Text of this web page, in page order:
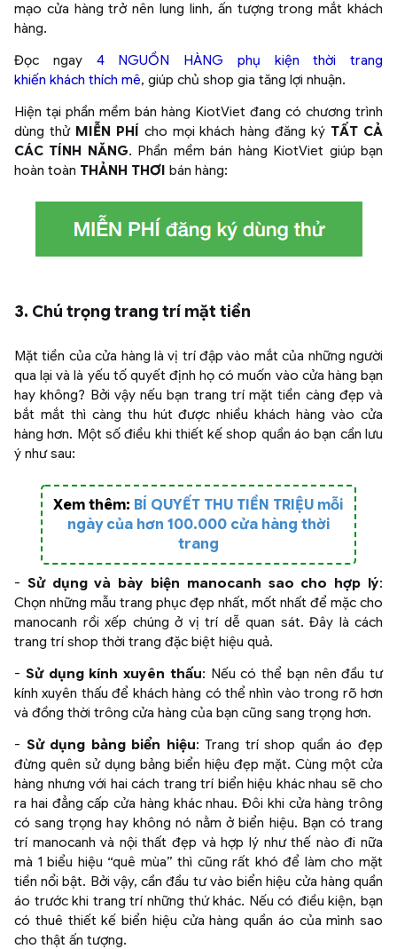
mạo cửa hàng trở nên lung linh, ấn tượng trong mắt khách
hàng.
Đọc ngay 4 NGUỒN HÀNG phụ kiện thời trang
khiến khách thích mê, giúp chủ shop gia tăng lợi nhuận.
Hiện tại phần mềm bán hàng KiotViet đang có chương trình
dùng thử MIỄN PHÍ cho mọi khách hàng đăng ký TẤT CẢ
CÁC TÍNH NĂNG. Phần mềm bán hàng KiotViet giúp bạn
hoàn toàn THẢNH THƠI bán hàng:
3. Chú trọng trang trí mặt tiền
Mặt tiền của cửa hàng là vị trí đập vào mắt của những người
qua lại và là yếu tố quyết định họ có muốn vào cửa hàng bạn
hay không? Bởi vậy nếu bạn trang trí mặt tiền càng đẹp và
bắt mắt thì càng thu hút được nhiều khách hàng vào cửa
hàng hơn. Một số điều khi thiết kế shop quần áo bạn cần lưu
ý như sau:
Xem thêm: BÍ QUYẾT THU TIỀN TRIỆU mỗi
ngày của hơn 100.000 cửa hàng thời
trang
- Sử dụng và bày biện manocanh sao cho hợp lý:
Chọn những mẫu trang phục đẹp nhất, mốt nhất để mặc cho
manocanh rồi xếp chúng ở vị trí dễ quan sát. Đây là cách
trang trí shop thời trang đặc biệt hiệu quả.
- Sử dụng kính xuyên thấu: Nếu có thể bạn nên đầu tư
kính xuyên thấu để khách hàng có thể nhìn vào trong rõ hơn
và đồng thời trông cửa hàng của bạn cũng sang trọng hơn.
- Sử dụng bảng biển hiệu: Trang trí shop quần áo đẹp
đừng quên sử dụng bảng biển hiệu đẹp mặt. Cùng một cửa
hàng nhưng với hai cách trang trí biển hiệu khác nhau sẽ cho
ra hai đẳng cấp cửa hàng khác nhau. Đôi khi cửa hàng trông
có sang trọng hay không nó nằm ở biển hiệu. Bạn có trang
trí manocanh và nội thất đẹp và hợp lý như thế nào đi nữa
mà 1 biểu hiệu “quê mùa” thì cũng rất khó để làm cho mặt
tiền nổi bật. Bởi vậy, cần đầu tư vào biển hiệu cửa hàng quần
áo trước khi trang trí những thứ khác. Nếu có điều kiện, bạn
có thuê thiết kế biển hiệu cửa hàng quần áo của mình sao
cho thật ấn tượng.